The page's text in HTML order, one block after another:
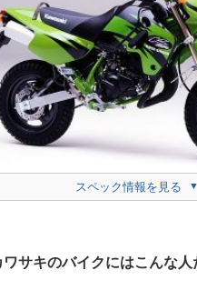
スペック情報を見る
ワサキのバイクにはこんな